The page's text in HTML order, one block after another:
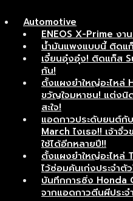
Automotive
ENEOS X-Prime งา
น้ำมันแพงแบบนี้ ติดแ
เจี๋ยนอุ๋งอุ๋ง! ติดแก็ส
กัน!
ตั้งแผงยำใหญ่อะไหล่
ขวัญใจมหาชน! แต่ง
สะใจ!
แอดกาวประดับยนต์กั
March ไงเธอ!! เจ้า
ใช้ได้อีกหลายปี!!
ตั้งแผงยำใหญ่อะไหล่
ไว้ซ่อมคันเก่งประจำตั
บันทึกการซิ่ง Honda
จากแอดกาวตีนผีประจ